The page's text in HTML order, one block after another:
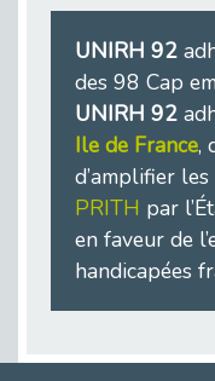
UNIRH 92
des 98 Cap
UNIRH 92
Ile de France,
d’amplifier
PRITH par
en faveur de
handicapées